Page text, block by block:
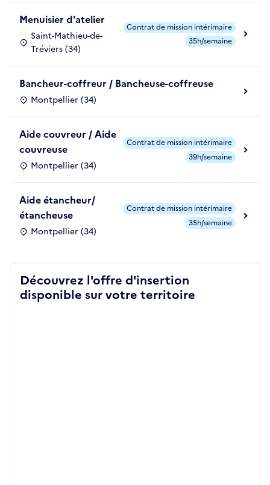
Menuisier d'atelier
Saint-Mathieu-de-
Tréviers (34)
Contrat de mission intérimaire
35h/semaine
Bancheur-coffreur / Bancheuse-coffreuse
Montpellier (34)
Aide couvreur / Aide
couvreuse
Montpellier (34)
Contrat de mission intérimaire
39h/semaine
Aide étancheur/
étancheuse
Montpellier (34)
Contrat de mission intérimaire
35h/semaine
Découvrez l'offre d'insertion
disponible sur votre territoire